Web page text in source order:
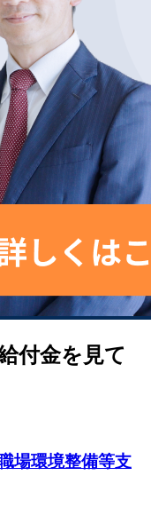
付金を見て
場環境整備等支